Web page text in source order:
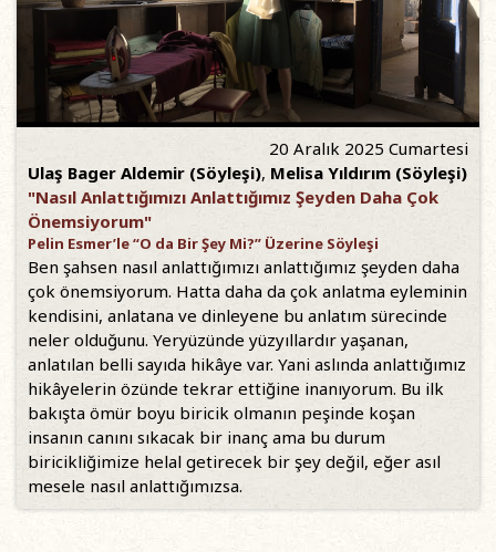
20 Aralık 2025 Cumartesi
Ulaş Bager Aldemir (Söyleşi), Melisa Yıldırım (Söyleşi)
"Nasıl Anlattığımızı Anlattığımız Şeyden Daha Çok
Önemsiyorum"
Pelin Esmer’le “O da Bir Şey Mi?” Üzerine Söyleşi
Ben şahsen nasıl anlattığımızı anlattığımız şeyden daha
çok önemsiyorum. Hatta daha da çok anlatma eyleminin
kendisini, anlatana ve dinleyene bu anlatım sürecinde
neler olduğunu. Yeryüzünde yüzyıllardır yaşanan,
anlatılan belli sayıda hikâye var. Yani aslında anlattığımız
hikâyelerin özünde tekrar ettiğine inanıyorum. Bu ilk
bakışta ömür boyu biricik olmanın peşinde koşan
insanın canını sıkacak bir inanç ama bu durum
biricikliğimize helal getirecek bir şey değil, eğer asıl
mesele nasıl anlattığımızsa.